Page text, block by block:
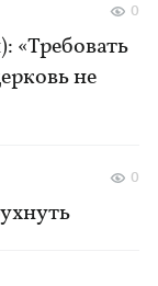
не
0
0